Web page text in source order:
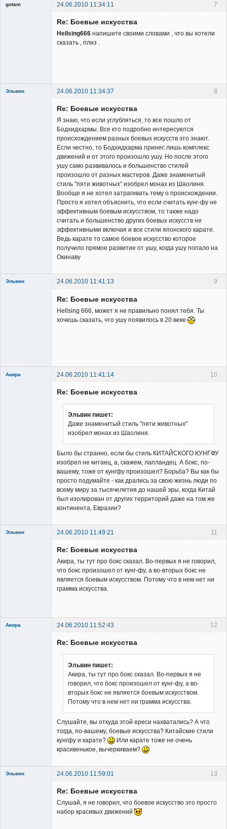
7
gotam
24.06.2010 11:34:11
Re: Боевые искусства
Hellsing666 напишите своими словами , что вы хотели
сказать , плиз .
8
Эльвин 24.06.2010 11:34:37
Re: Боевые искусства
Я знаю, что если углубляться, то все пошло от
Бодхидхармы. Все кто подробно интересуются
происхождением разных боевых искусств это знают.
Если честно, то Бодхидхарма принес лишь комплекс
движений и от этого произошло ушу. Но после этого
ушу само развивалось и большенство стилей
произошло от разных мастеров. Даже знаменитый
стиль "пяти животных" изобрел монах из Шаолиня.
Вообще я не хотел затрагивать тему о происхождении.
Просто я хотел объяснить, что если считать кунг-фу не
эффективным боевым искусством, то также надо
считать и большенство других боевых искусств не
эффективными включая и все стили японского карате.
Ведь карате то самое боевое искусство которое
получило прямое развитие от ушу, когда ушу попало на
Окинаву
9
Эльвин 24.06.2010 11:41:13
Re: Боевые искусства
Hellsing 666, может я не правильно понял тебя. Ты
хочешь сказать, что ушу появилось в 20 веке
10
Акира 24.06.2010 11:41:14
Re: Боевые искусства
Эльвин пишет:
Даже знаменитый стиль "пяти животных"
изобрел монах из Шаолиня.
Было бы странно, если бы стиль КИТАЙСКОГО КУНГФУ
изобрел не китаец, а, скажем, лапландец. А бокс, по-
вашему, тоже от кунгфу произошел? Борьба? Вы как бы
просто подумайте - как дрались за свою жизнь люди по
всему миру за тысячелетия до нашей эры, когда Китай
был изолирован от других территорий даже на том же
континента, Евразии?
11
Эльвин 24.06.2010 11:49:21
Re: Боевые искусства
Акира, ты тут про бокс сказал. Во-первых я не говорил,
что бокс произошел от кунг-фу, а во-вторых бокс не
является боевым искусством. Потому что в нем нет ни
грамма искусства.
12
Акира 24.06.2010 11:52:43
Re: Боевые искусства
Эльвин пишет:
Акира, ты тут про бокс сказал. Во-первых я не
говорил, что бокс произошел от кунг-фу, а во-
вторых бокс не является боевым искусством.
Потому что в нем нет ни грамма искусства.
Слушайте, вы откуда этой ереси нахватались? А что
тогда, по-вашему, боевые искусства? Китайские стили
кунгфу и карате?
Или карате тоже не очень
красивенькое, вычеркиваем?
13
Эльвин 24.06.2010 11:59:01
Re: Боевые искусства
Слушай, я не говорил, что боевое искусство это просто
набор красивых движений